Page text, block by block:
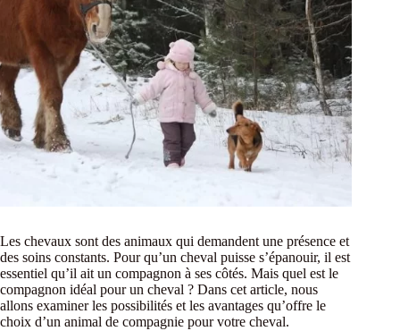
Les chevaux sont des animaux qui demandent une présence et
des soins constants. Pour qu’un cheval puisse s’épanouir, il est
essentiel qu’il ait un compagnon à ses côtés. Mais quel est le
compagnon idéal pour un cheval ? Dans cet article, nous
allons examiner les possibilités et les avantages qu’offre le
choix d’un animal de compagnie pour votre cheval.